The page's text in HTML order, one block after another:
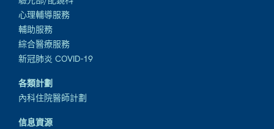
心理輔導服務
輔助服務
綜合醫療服務
新冠肺炎 COVID-19
各類計劃
內科住院醫師計劃
信息資源